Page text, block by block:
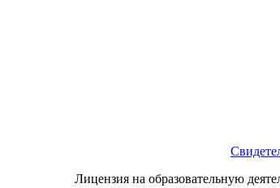
Лицензия на образовательную